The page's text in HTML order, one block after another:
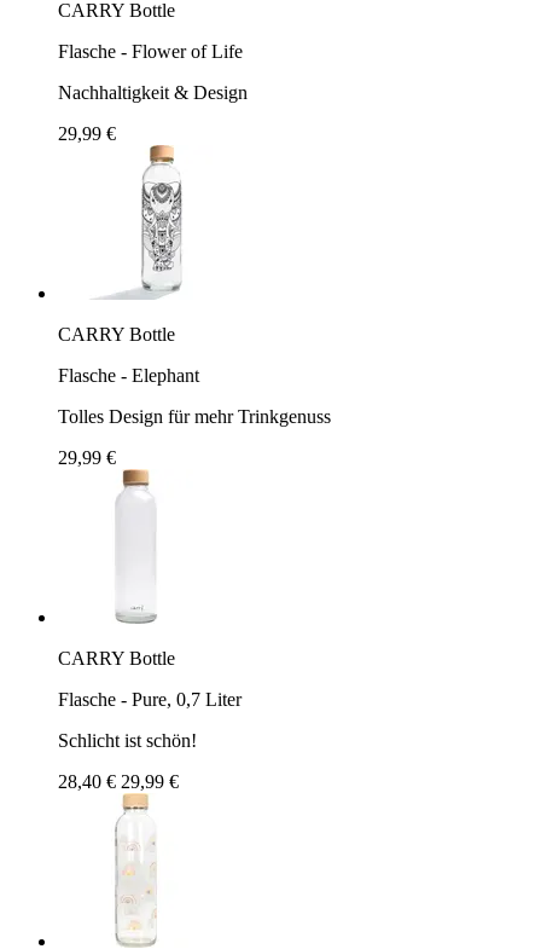
CARRY Bottle
Flasche - Flower of Life
Nachhaltigkeit & Design
29,99 €
CARRY Bottle
Flasche - Elephant
Tolles Design für mehr Trinkgenuss
29,99 €
CARRY Bottle
Flasche - Pure, 0,7 Liter
Schlicht ist schön!
28,40 € 29,99 €